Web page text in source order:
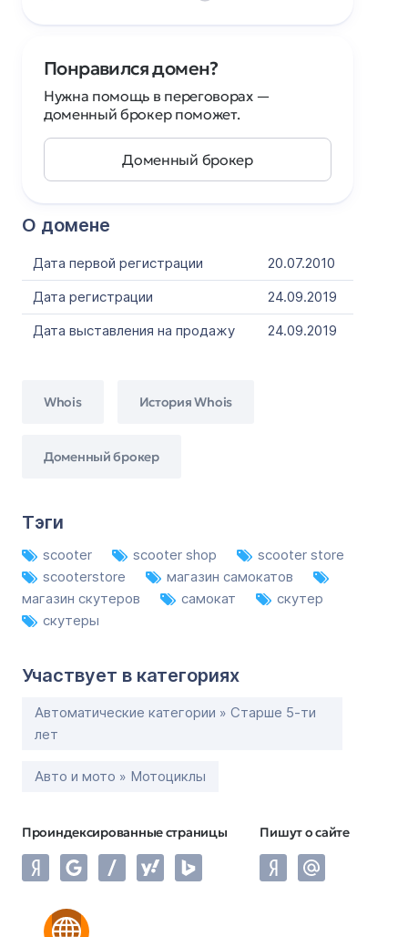
О домене
Дата первой регистрации
20.07.2010
Дата регистрации
24.09.2019
Дата выставления на продажу
24.09.2019
Whois История Whois
Доменный брокер
Тэги
scooter scooter shop
scooter store
scooterstore
магазин самокатов
магазин скутеров
самокат
скутер
скутеры
Участвует в категориях
Автоматические категории » Старше 5-ти
лет
Авто и мото » Мотоциклы
Проиндексированные страницы Пишут о сайте
Понравился домен?
Нужна помощь в переговорах —
доменный брокер поможет.
Доменный брокер